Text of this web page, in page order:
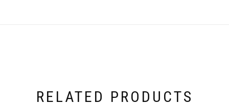
RELATED PRODUCTS